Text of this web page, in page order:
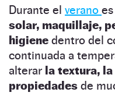
Durante el verano
solar, maquillaje,
higiene dentro del
continuada a
alterar la textura,
propiedades de